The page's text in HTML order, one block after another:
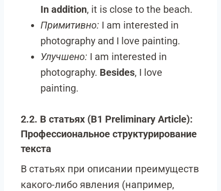
In addition, it is close to the beach.
Примитивно: I am interested in
photography and I love painting.
Улучшено: I am interested in
photography. Besides, I love
painting.
2.2. В статьях (B1 Preliminary Article):
Профессиональное структурирование
текста
В статьях при описании преимуществ
какого-либо явления (например,